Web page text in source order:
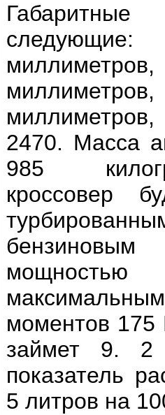
Габаритные
2470. Масса
985
кроссовер
моментов 175
займет 9. 2
показатель
5 литров на